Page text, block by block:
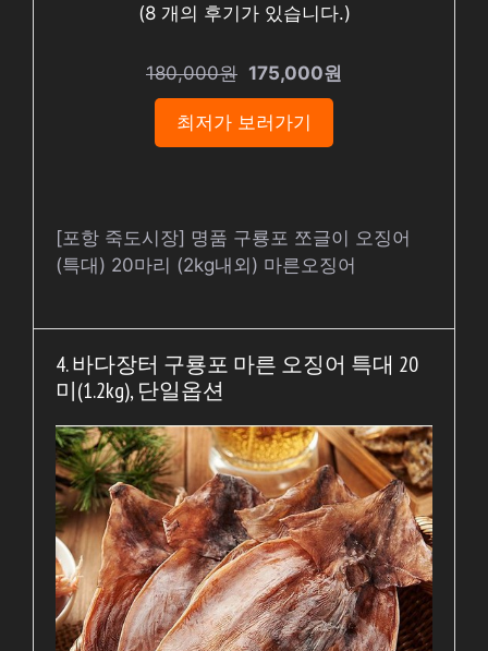
(8개의 후기가 있습니다.)
180,000원 175,000원
최저가 보러가기
[포항 죽도시장] 명품 구룡포 쪼글이 오징어
(특대) 20마리 (2kg내외) 마른오징어
4. 바다장터 구룡포 마른 오징어 특대 20
미(1.2kg), 단일옵션